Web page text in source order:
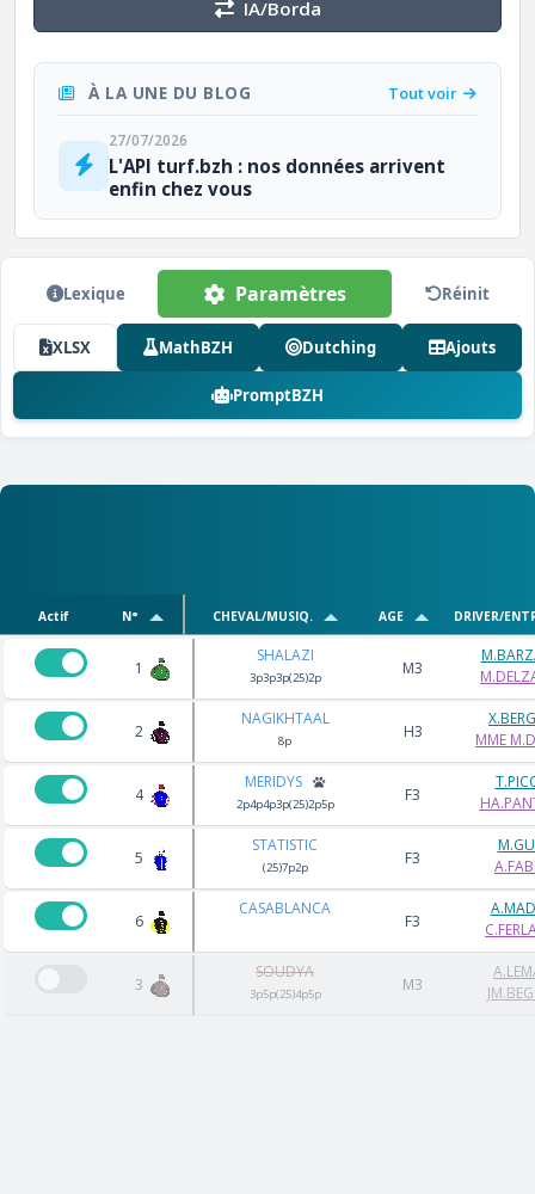
IA/Borda
À LA UNE DU BLOG Tout voir
27/07/2026
L'API turf.bzh : nos données arrivent
enfin chez vous
Lexique Paramètres Réinit
XLSX MathBZH Dutching Ajouts
PromptBZH
Actif N° CHEVAL/MUSIQ. AGE DRIVER/
1
SHALAZI
3p3p3p(25)2p M3
2
NAGIKHTAAL
8p H3
MME
4
MERIDYS
2p4p4p3p(25)2p5p F3
5
STATISTIC
(25)7p2p F3
6
CASABLANCA
F3
3
SOUDYA
3p5p(25)4p5p M3